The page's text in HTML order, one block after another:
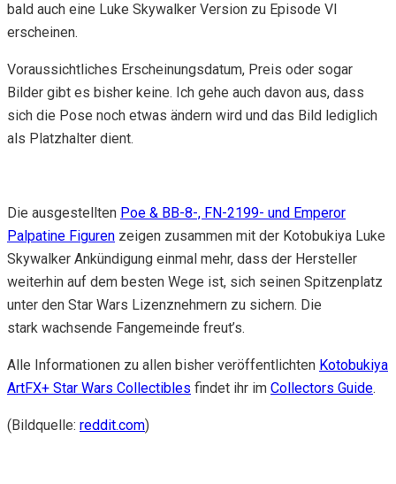
bald auch eine Luke Skywalker Version zu Episode VI
erscheinen.
Voraussichtliches Erscheinungsdatum, Preis oder sogar
Bilder gibt es bisher keine. Ich gehe auch davon aus, dass
sich die Pose noch etwas ändern wird und das Bild lediglich
als Platzhalter dient.
Die ausgestellten Poe & BB-8-, FN-2199- und Emperor
Palpatine Figuren zeigen zusammen mit der Kotobukiya Luke
Skywalker Ankündigung einmal mehr, dass der Hersteller
weiterhin auf dem besten Wege ist, sich seinen Spitzenplatz
unter den Star Wars Lizenznehmern zu sichern. Die
stark wachsende Fangemeinde freut’s.
Alle Informationen zu allen bisher veröffentlichten Kotobukiya
ArtFX+ Star Wars Collectibles findet ihr im Collectors Guide.
(Bildquelle: reddit.com)